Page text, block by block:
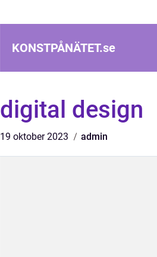
KONSTPÅNÄTET.se
digital design
19 oktober 2023 admin